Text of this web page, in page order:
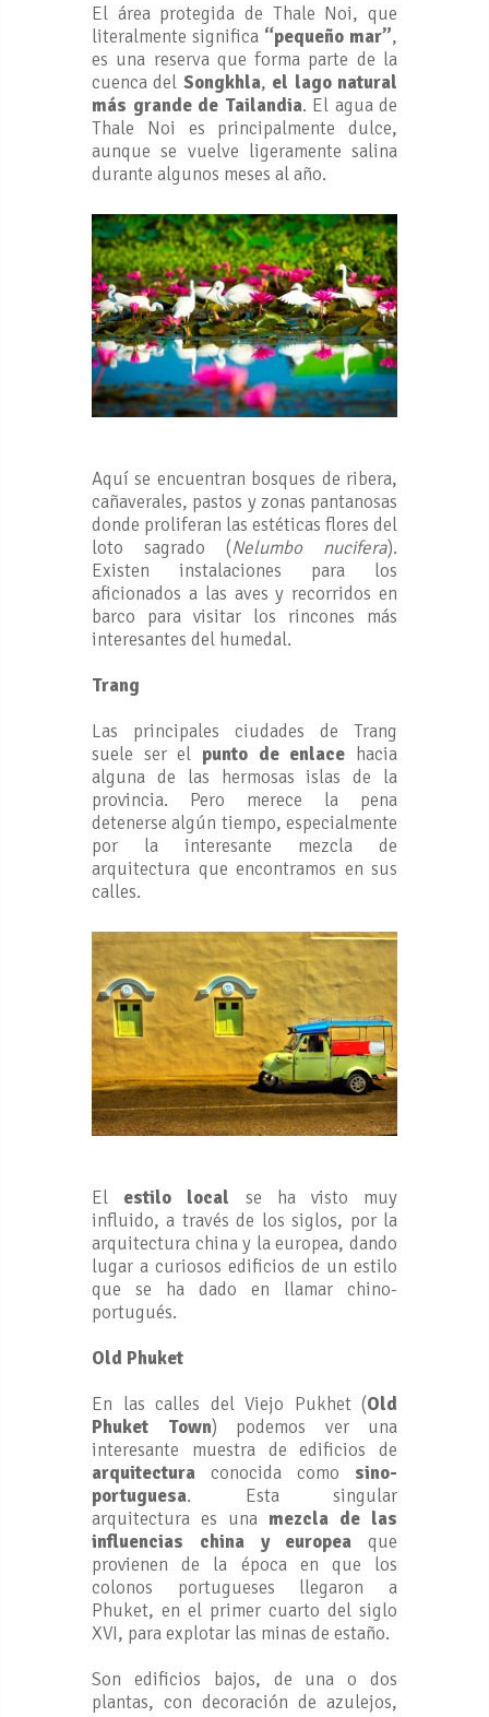
El área protegida de Thale Noi, que
literalmente significa “pequeño mar”,
es una reserva que forma parte de la
cuenca del Songkhla, el lago natural
más grande de Tailandia. El agua de
Thale Noi es principalmente dulce,
aunque se vuelve ligeramente salina
durante algunos meses al año.
Aquí se encuentran bosques de ribera,
cañaverales, pastos y zonas pantanosas
donde proliferan las estéticas flores del
loto sagrado (Nelumbo nucifera).
Existen instalaciones para los
aficionados a las aves y recorridos en
barco para visitar los rincones más
interesantes del humedal.
Trang
Las principales ciudades de Trang
suele ser el punto de enlace hacia
alguna de las hermosas islas de la
provincia. Pero merece la pena
detenerse algún tiempo, especialmente
por la interesante mezcla de
arquitectura que encontramos en sus
calles.
El estilo local se ha visto muy
influido, a través de los siglos, por la
arquitectura china y la europea, dando
lugar a curiosos edificios de un estilo
que se ha dado en llamar chino-
portugués.
Old Phuket
En las calles del Viejo Pukhet (Old
Phuket Town) podemos ver una
interesante muestra de edificios de
arquitectura conocida como sino-
portuguesa. Esta singular
arquitectura es una mezcla de las
influencias china y europea que
provienen de la época en que los
colonos portugueses llegaron a
Phuket, en el primer cuarto del siglo
XVI, para explotar las minas de estaño.
Son edificios bajos, de una o dos
plantas, con decoración de azulejos,